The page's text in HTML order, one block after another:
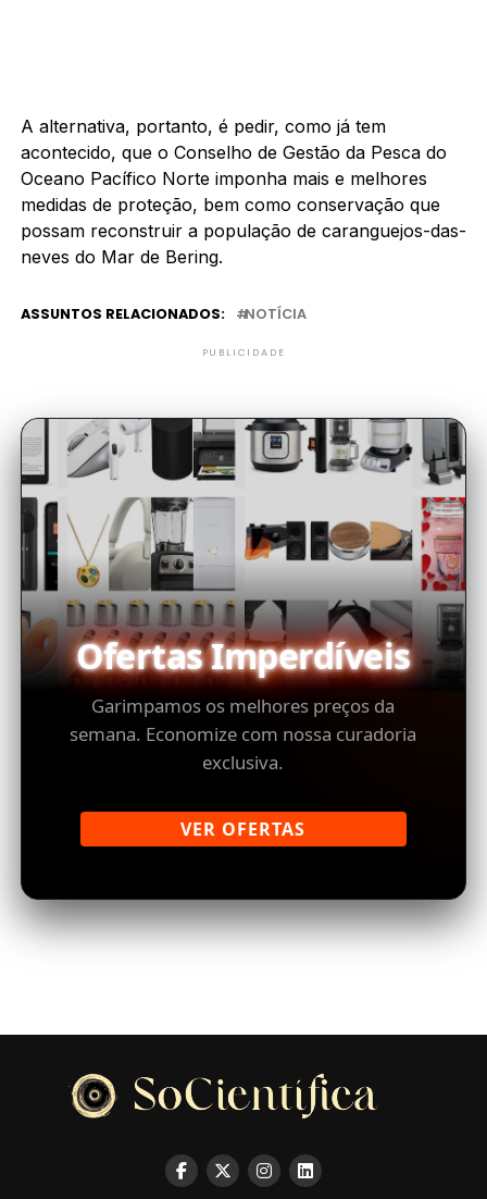
A alternativa, portanto, é pedir, como já tem
acontecido, que o Conselho de Gestão da Pesca do
Oceano Pacífico Norte imponha mais e melhores
medidas de proteção, bem como conservação que
possam reconstruir a população de caranguejos-das-
neves do Mar de Bering.
ASSUNTOS RELACIONADOS: NOTÍCIA
PUBLICIDADE
Ofertas Imperdíveis
Garimpamos os melhores preços da
semana. Economize com nossa curadoria
exclusiva.
VER OFERTAS